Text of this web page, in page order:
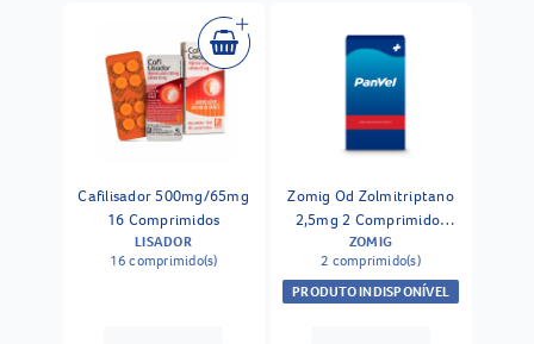
Cafilisador 500mg/65mg
16 Comprimidos
LISADOR
16 comprimido(s)
Zomig Od Zolmitriptano
2,5mg 2 Comprimidos
Orodispersíveis
ZOMIG
2 comprimido(s)
PRODUTO INDISPONÍVEL